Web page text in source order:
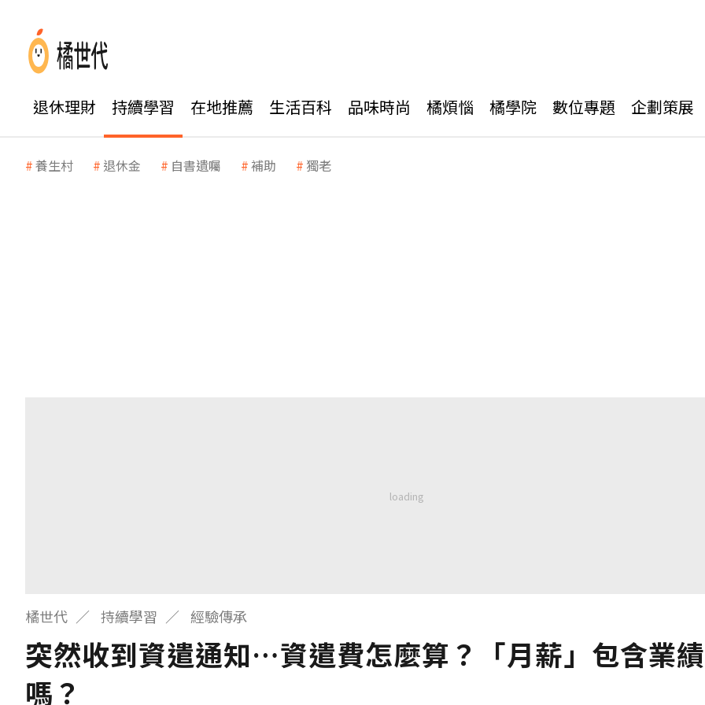
退休理財 持續學習 在地推薦 生活百科 品味時尚 橘煩惱 橘學院 數位專題 企劃策展
養生村 退休金 自書遺囑 補助 獨老
橘世代 持續學習 經驗傳承
突然收到資遣通知…資遣費怎麼算？「月薪」包含業
嗎？